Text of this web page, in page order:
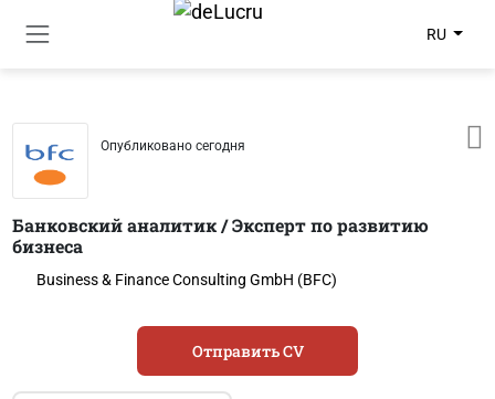
RU
Опубликовано сегодня
Банковский аналитик / Эксперт по развитию
бизнеса
Business & Finance Consulting GmbH (BFC)
Отправить CV